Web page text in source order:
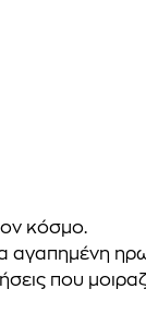
κόσμο.
αγαπημένη
που